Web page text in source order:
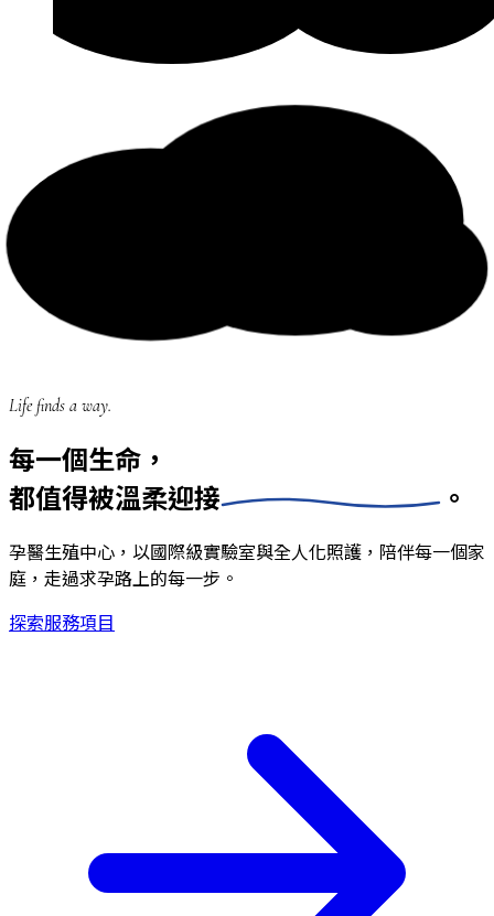
Life finds a way.
每一個生命，
都值得被溫柔迎接 。
孕醫生殖中心，以國際級實驗室與全人化照護，陪伴每一個家
庭，走過求孕路上的每一步。
探索服務項目